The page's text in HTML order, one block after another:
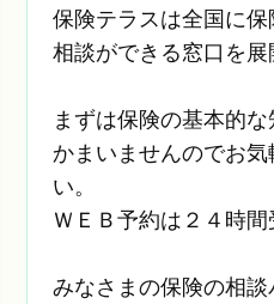
保険テラスは全国に
相談ができる窓口を展
まずは保険の基本的
かまいませんのでお気
い。
ＷＥＢ予約は２４時間
みなさまの保険の相